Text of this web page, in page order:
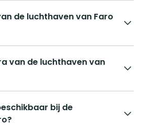
de luchthaven van Faro
van de luchthaven van
bij de